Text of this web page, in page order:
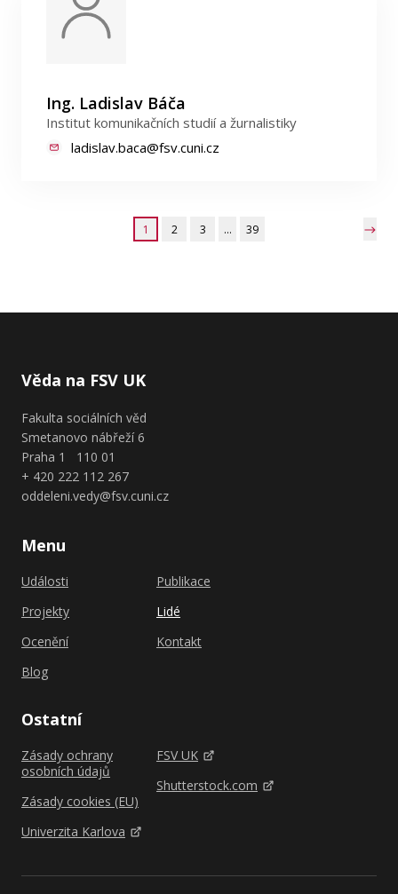
Ing. Ladislav Báča
Institut komunikačních studií a žurnalistiky
ladislav.baca@fsv.cuni.cz
1 2 3 … 39
Věda na FSV UK
Fakulta sociálních věd
Smetanovo nábřeží 6
Praha 1 110 01
+ 420 222 112 267
oddeleni.vedy@fsv.cuni.cz
Menu
Události
Projekty
Ocenění
Blog
Publikace
Lidé
Kontakt
Ostatní
Zásady ochrany
osobních údajů
Zásady cookies (EU)
Univerzita Karlova
FSV UK
Shutterstock.com